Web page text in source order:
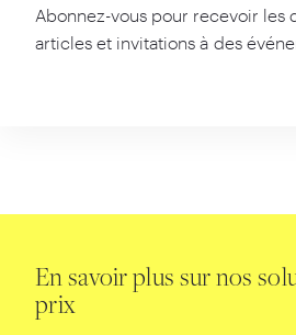
Abonnez-vous pour recevoir les
articles et invitations à des
En savoir plus sur nos
prix